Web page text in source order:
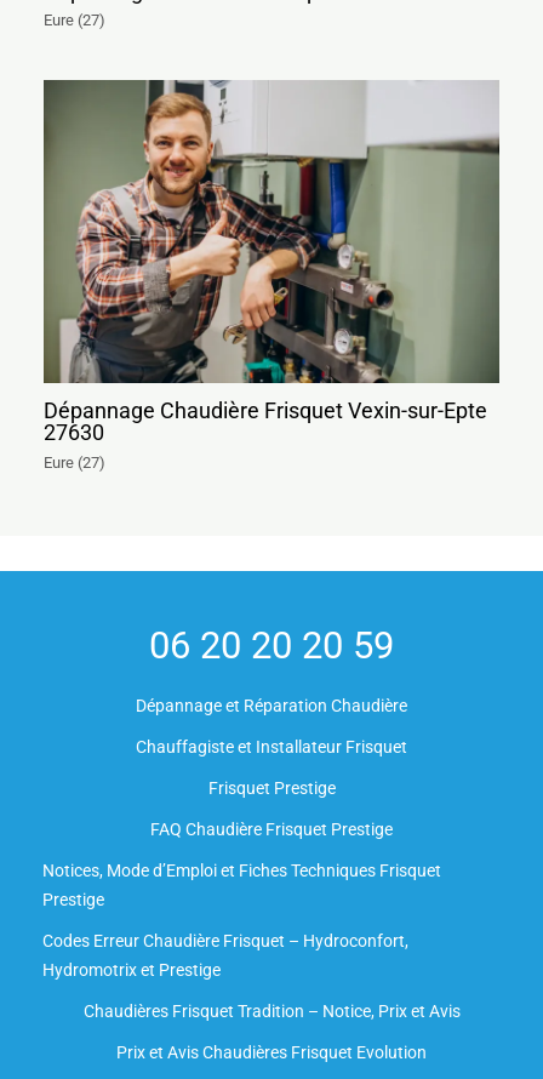
Eure (27)
Dépannage Chaudière Frisquet Vexin-sur-Epte
27630
Eure (27)
06 20 20 20 59
Dépannage et Réparation Chaudière
Chauffagiste et Installateur Frisquet
Frisquet Prestige
FAQ Chaudière Frisquet Prestige
Notices, Mode d’Emploi et Fiches Techniques Frisquet
Prestige
Codes Erreur Chaudière Frisquet – Hydroconfort,
Hydromotrix et Prestige
Chaudières Frisquet Tradition – Notice, Prix et Avis
Prix et Avis Chaudières Frisquet Evolution